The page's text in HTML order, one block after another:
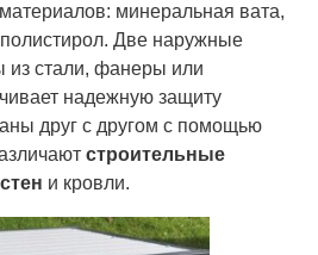
минеральная вата,
Две наружные
из стали, фанеры или
надежную защиту
друг с другом с помощью
строительные
и кровли.